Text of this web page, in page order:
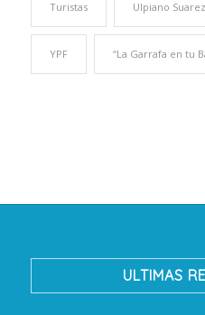
Turistas Ulpiano Suarez
YPF “La Garrafa en tu
ULTIMAS